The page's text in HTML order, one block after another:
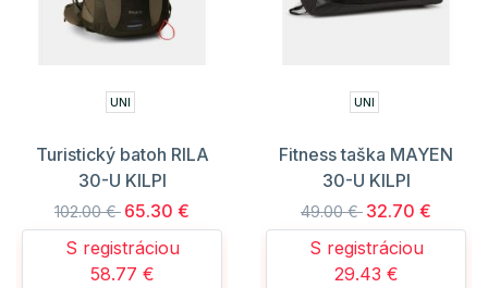
UNI
Turistický batoh RILA
30-U KILPI
102.00 € 65.30 €
S registráciou
58.77 €
UNI
Fitness taška MAYEN
30-U KILPI
49.00 € 32.70 €
S registráciou
29.43 €